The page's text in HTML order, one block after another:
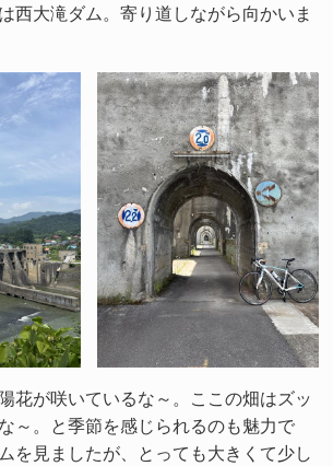
西大滝ダム。寄り道しながら向かいま
花が咲いているな～。ここの畑はズッ
～。と季節を感じられるのも魅力で
を見ましたが、とっても大きくて少し